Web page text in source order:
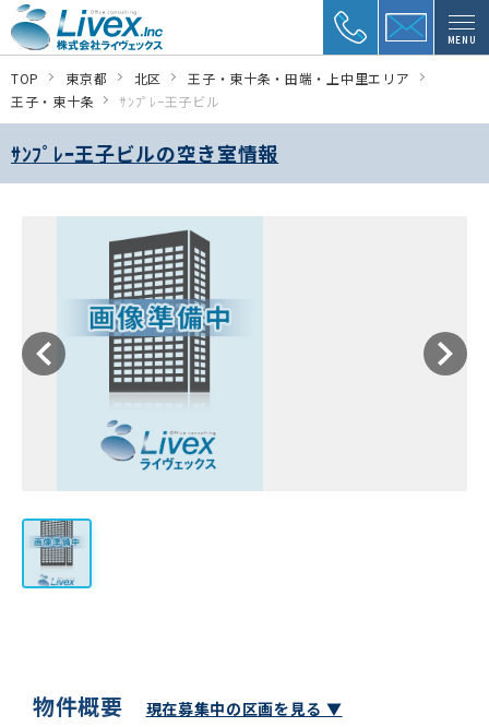
MENU
TOP 東京都 北区
王子・東十条・田端・上中里エリア
王子・東十条
ｻﾝﾌﾟﾚｰ王子ビル
ｻﾝﾌﾟﾚｰ王子ビルの空き室情報
物件概要 現在募集中の区画を見る ▼